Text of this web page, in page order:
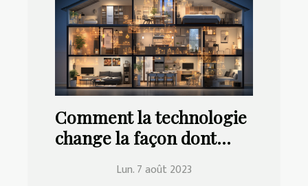
Comment la technologie
change la façon dont
Lun. 7 août 2023